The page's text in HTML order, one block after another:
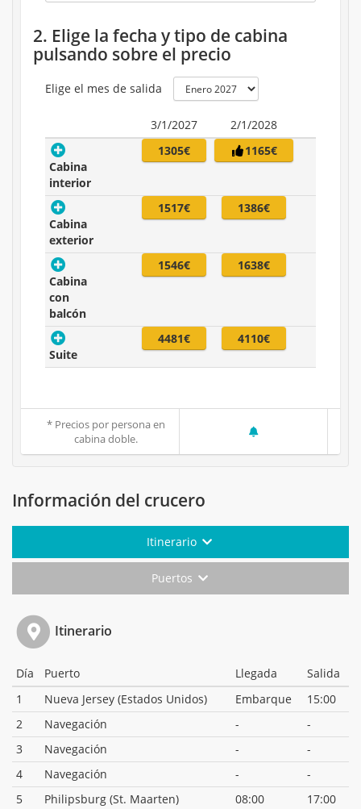
2. Elige la fecha y tipo de cabina
pulsando sobre el precio
Elige el mes de salida
3/1/2027 2/1/2028
Cabina
interior
1305€ 1165€
Cabina
exterior
1517€ 1386€
Cabina
con
balcón
1546€ 1638€
Suite
4481€ 4110€
* Precios por persona en
cabina doble.
Información del crucero
Itinerario
Puertos
Itinerario
Día Puerto Llegada
Salida
1
Nueva Jersey (Estados Unidos) Embarque
15:00
2
Navegación -
-
3
Navegación -
-
4
Navegación -
-
5
Philipsburg (St. Maarten) 08:00
17:00